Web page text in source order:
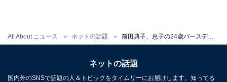
All About ニュース ネットの話題 前田典子、息子の24歳バースデーショットを公開！ 「どんどんイケメンに」「ご主人に似てますね」
ネットの話題
国内外のSNSで話題の人＆トピックをタイムリーにお届けします。知ってる